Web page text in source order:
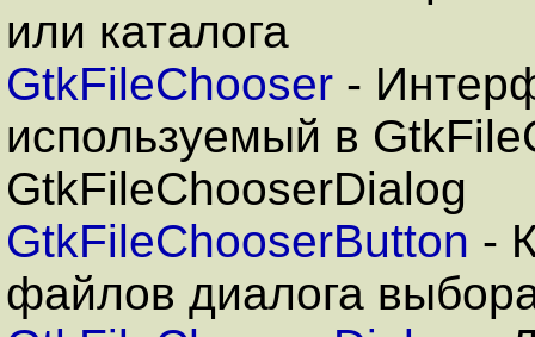
или каталога
GtkFileChooser -
используемый в
GtkFileChooserDialog
GtkFileChooserButton -
файлов диалога